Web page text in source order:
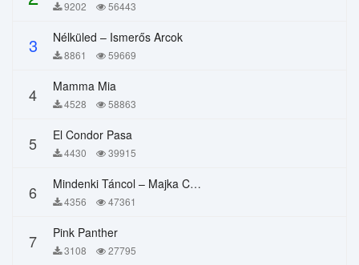
9202 56443
3 Nélküled – Ismerős Arcok
8861 59669
4 Mamma Mia
4528 58863
5 El Condor Pasa
4430 39915
6 Mindenki Táncol – Majka Curtis, Péter Majoros
4356 47361
7 Pink Panther
3108 27795